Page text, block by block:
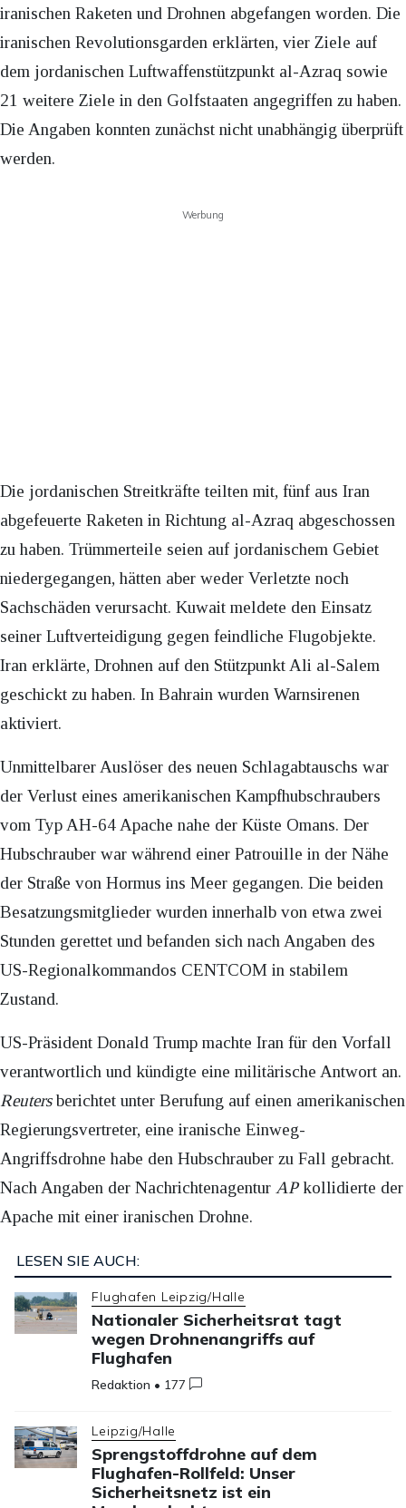
iranischen Raketen und Drohnen abgefangen worden. Die
iranischen Revolutionsgarden erklärten, vier Ziele auf
dem jordanischen Luftwaffenstützpunkt al-Azraq sowie
21 weitere Ziele in den Golfstaaten angegriffen zu haben.
Die Angaben konnten zunächst nicht unabhängig überprüft
werden.
Werbung
Die jordanischen Streitkräfte teilten mit, fünf aus Iran
abgefeuerte Raketen in Richtung al-Azraq abgeschossen
zu haben. Trümmerteile seien auf jordanischem Gebiet
niedergegangen, hätten aber weder Verletzte noch
Sachschäden verursacht. Kuwait meldete den Einsatz
seiner Luftverteidigung gegen feindliche Flugobjekte.
Iran erklärte, Drohnen auf den Stützpunkt Ali al-Salem
geschickt zu haben. In Bahrain wurden Warnsirenen
aktiviert.
Unmittelbarer Auslöser des neuen Schlagabtauschs war
der Verlust eines amerikanischen Kampfhubschraubers
vom Typ AH-64 Apache nahe der Küste Omans. Der
Hubschrauber war während einer Patrouille in der Nähe
der Straße von Hormus ins Meer gegangen. Die beiden
Besatzungsmitglieder wurden innerhalb von etwa zwei
Stunden gerettet und befanden sich nach Angaben des
US-Regionalkommandos CENTCOM in stabilem
Zustand.
US-Präsident Donald Trump machte Iran für den Vorfall
verantwortlich und kündigte eine militärische Antwort an.
Reutersberichtet unter Berufung auf einen amerikanischen
Regierungsvertreter, eine iranische Einweg-
Angriffsdrohne habe den Hubschrauber zu Fall gebracht.
Nach Angaben der Nachrichtenagentur APkollidierte der
Apache mit einer iranischen Drohne.
LESEN SIE AUCH:
Flughafen Leipzig/Halle
Nationaler Sicherheitsrat tagt
wegen Drohnenangriffs auf
Flughafen
Redaktion • 177
Leipzig/Halle
Sprengstoffdrohne auf dem
Flughafen-Rollfeld: Unser
Sicherheitsnetz ist ein